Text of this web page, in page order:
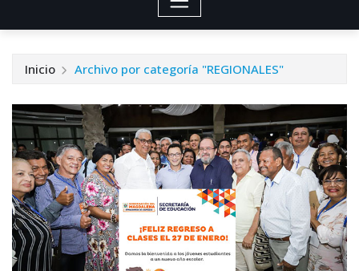
Inicio Archivo por categoría "REGIONALES"